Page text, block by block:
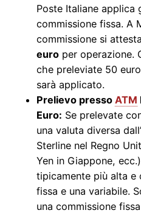
Poste Italiane applica
commissione fissa. A
commissione si
euro per operazione.
che preleviate 50
sarà applicato.
Prelievo presso ATM
Euro: Se prelevate
una valuta diversa
Sterline nel Regno
Yen in Giappone,
tipicamente più alta e
fissa e una variabile.
una commissione